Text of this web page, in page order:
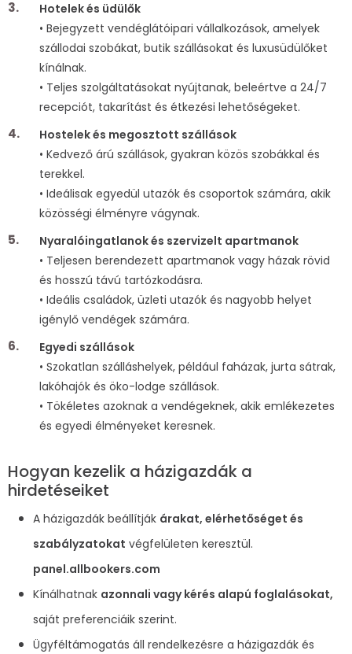
Hotelek és üdülők
• Bejegyzett vendéglátóipari vállalkozások, amelyek
szállodai szobákat, butik szállásokat és luxusüdülőket
kínálnak.
• Teljes szolgáltatásokat nyújtanak, beleértve a 24/7
recepciót, takarítást és étkezési lehetőségeket.
Hostelek és megosztott szállások
• Kedvező árú szállások, gyakran közös szobákkal és
terekkel.
• Ideálisak egyedül utazók és csoportok számára, akik
közösségi élményre vágynak.
Nyaralóingatlanok és szervizelt apartmanok
• Teljesen berendezett apartmanok vagy házak rövid
és hosszú távú tartózkodásra.
• Ideális családok, üzleti utazók és nagyobb helyet
igénylő vendégek számára.
Egyedi szállások
• Szokatlan szálláshelyek, például faházak, jurta sátrak,
lakóhajók és öko-lodge szállások.
• Tökéletes azoknak a vendégeknek, akik emlékezetes
és egyedi élményeket keresnek.
Hogyan kezelik a házigazdák a
hirdetéseiket
A házigazdák beállítják árakat, elérhetőséget és
szabályzatokat végfelületen keresztül.
panel.allbookers.com
Kínálhatnak azonnali vagy kérés alapú foglalásokat,
saját preferenciáik szerint.
Ügyféltámogatás áll rendelkezésre a házigazdák és